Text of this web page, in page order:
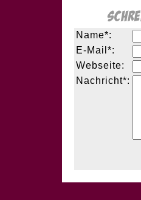
Name*:
E-Mail*:
Webseite:
Nachricht*: